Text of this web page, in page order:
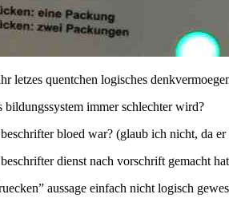
letzes quentchen logisches
bildungssystem immer schlechter wird?
bloed war? (glaub ich nicht, da
dienst nach vorschrift gemacht
aussage einfach nicht logisch